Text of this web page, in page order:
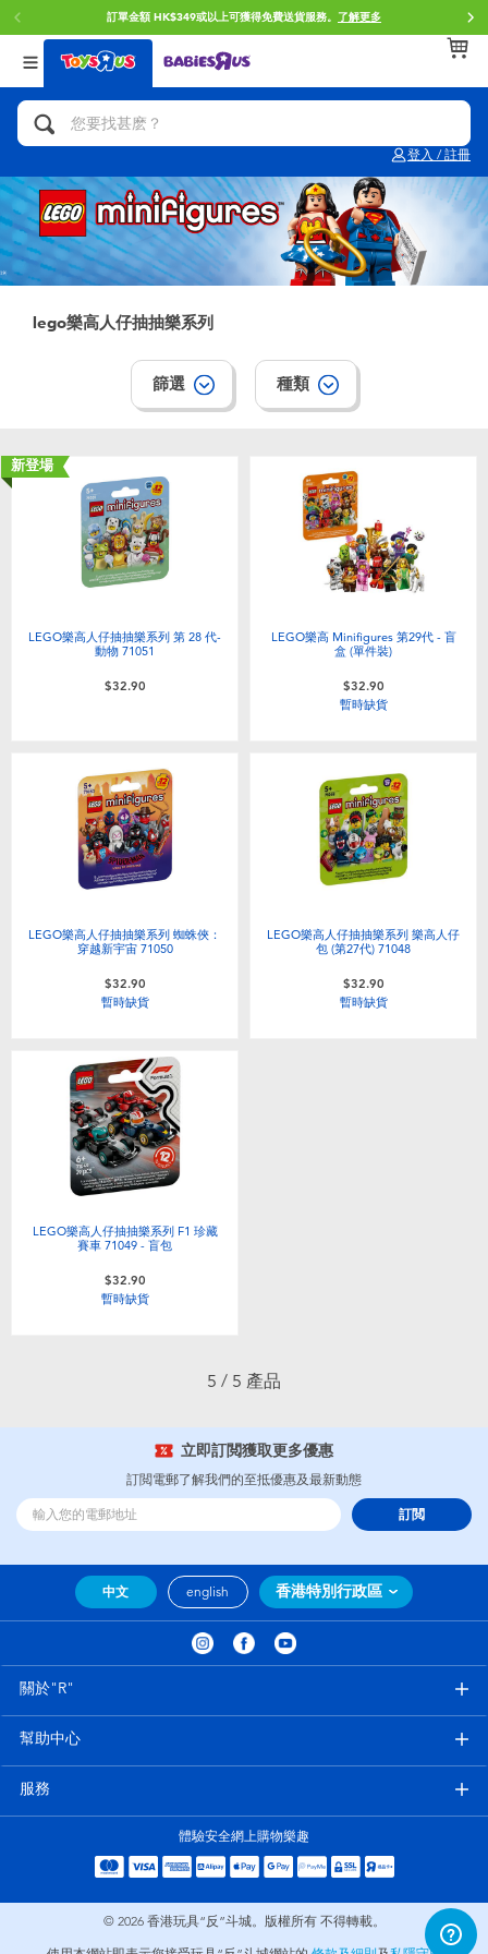
訂單金額 HK$349或以上可獲得免費送貨服務。 了解更多
登入 / 註冊
返回
分類目錄
人氣英雄,角色扮演,射擊玩具
單車,滑板車,騎乘車
拼砌組合及樂高LEGO
玩具車,貨車,火車及遙控系列
手工藝,文具,蠟筆,泥膠,畫板
電子玩具
遊戲及拼圖系列
戶外及運動用品
角色扮演及造型系列
毛毛公仔玩具
夏日用品
嬰兒及學前玩具
任天堂 Switch
電池
盲盒
人氣角色
生活精品
返回
品牌
Brunch Brother 早午餐兄弟
Toy Story反斗奇兵
Spider-Man蜘蛛俠
Mini Brands
Play-Doh培樂多
playpop
LEGO樂高
Fuggler
Globber高樂寶
返回
年齢
0~2歳
3~4歳
5~7歳
8~11歳
12~14歳
lego樂高人仔抽抽樂系列
篩選 種類
新登場
LEGO樂高人仔抽抽樂系列 第 28 代-
動物 71051
$32.90
LEGO樂高 Minifigures 第29代 - 盲
盒 (單件裝)
$32.90
暫時缺貨
LEGO樂高人仔抽抽樂系列 蜘蛛俠：
穿越新宇宙 71050
$32.90
暫時缺貨
LEGO樂高人仔抽抽樂系列 樂高人仔
包 (第27代) 71048
$32.90
暫時缺貨
LEGO樂高人仔抽抽樂系列 F1 珍藏
賽車 71049 - 盲包
$32.90
暫時缺貨
5 / 5 產品
立即訂閲獲取更多優惠
訂閲電郵了解我們的至抵優惠及最新動態
訂閲
中文 english 香港特別行政區
關於"R"
幫助中心
服務
體驗安全網上購物樂趣
© 2026 香港玩具“反”斗城。版權所有 不得轉載。